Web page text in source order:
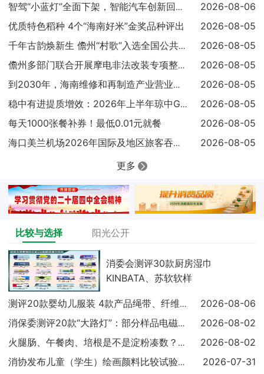
智驾“小蓝灯”全面下架，智能汽车创新回归安全本质
2026-08-06
优质特色稻种 4个“海南好米”金奖品种评出
2026-08-05
千年古韵焕新生 儋州“村歌”入选全国公共文化服务高质量发展典 2026-08-05
儋州多部门联合开展摩电非法改装专项整治 查扣涉案车辆25辆 2026-08-05
到2030年，海南维修和再制造产业营业收入达到300亿元 2026-08-05
稳中有进提质增效：2026年上半年琼中GDP同比增长4.1%
2026-08-05
每天1000张餐补券！最低0.01元就餐
2026-08-05
海口美兰机场2026年国际及地区旅客吞吐量已超过100万人次
2026-08-05
更多
比较与选择 阳光公开
消委会测评30款厨房湿巾
KINBATA、苏软软样
测评20款婴幼儿服装 4款产品绳带、纤维含量不达标 2026-08-06
消保委测评20款“大路灯”：部分样品电磁兼容未达标 2026-08-02
火腿肠、午餐肉、培根是不是淀粉凑数？实测结果出炉 2026-08-02
消协发布儿童（学生）绘画颜料比较试验结果显示：18 2026-07-31